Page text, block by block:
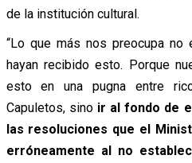
de la institución cultural.
“Lo que más nos preocupa
hayan recibido esto. Porque
esto en una pugna entre
Capuletos, sino ir al fondo de
las resoluciones que el
erróneamente al no